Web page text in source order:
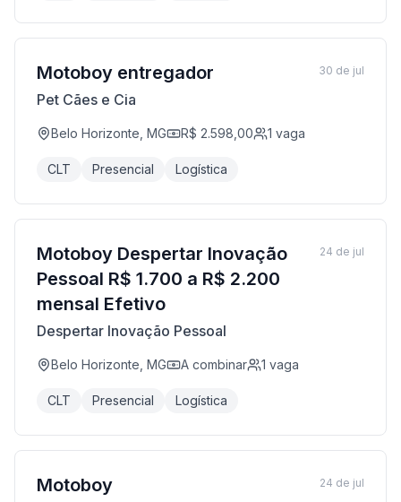
Motoboy entregador
Pet Cães e Cia
Belo Horizonte, MG R$ 2.598,00 1 vaga
CLT Presencial Logística
30 de jul
Motoboy Despertar Inovação
Pessoal R$ 1.700 a R$ 2.200
mensal Efetivo
Despertar Inovação Pessoal
Belo Horizonte, MG A combinar 1 vaga
CLT Presencial Logística
24 de jul
Motoboy 24 de jul